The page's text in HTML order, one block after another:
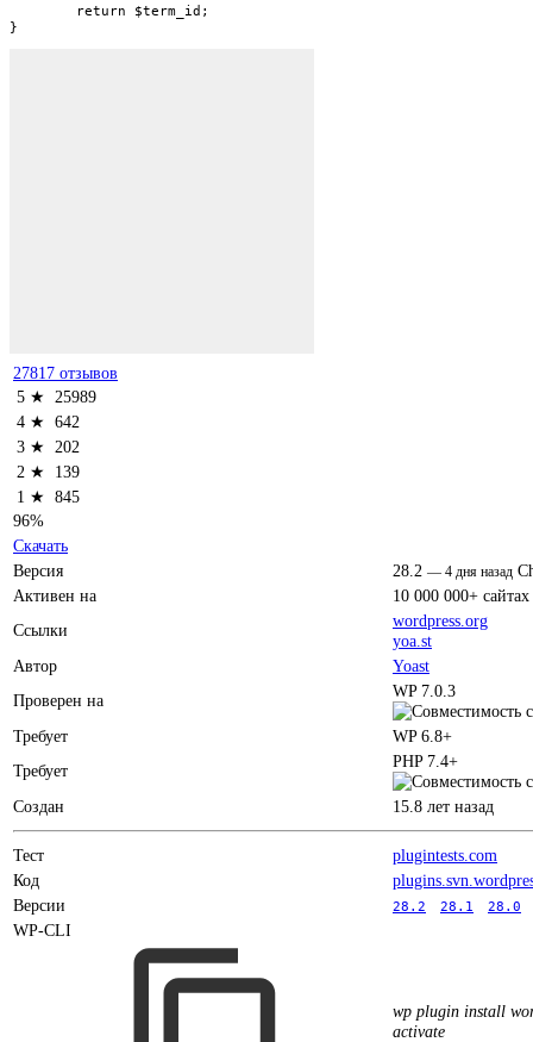
}
27817 отзывов
5 ★
25989
4 ★ 642
3 ★
202
2 ★
139
1 ★ 845
96%
Скачать
Версия
28.2 — 4 дня назад
Активен на
10 000 000+ сайтах
Ссылки
wordpress.org
yoa.st
Автор
Yoast
Проверен на
WP 7.0.3
Требует
WP 6.8+
Требует
PHP 7.4+
Создан 15.8 лет назад
Тест
plugintests.com
Код
Версии
28.2 28.1 28.0
WP-CLI
wp plugin install
activate